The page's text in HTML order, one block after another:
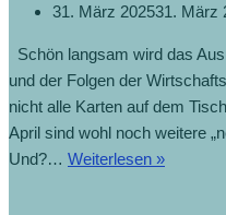
31. März 202531. März
Schön langsam wird das
und der Folgen der
nicht alle Karten auf dem
April sind wohl noch weitere
Und?… Weiterlesen »